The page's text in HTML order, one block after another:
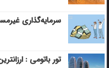
سرمایه‌گذاری
تور باتومی :